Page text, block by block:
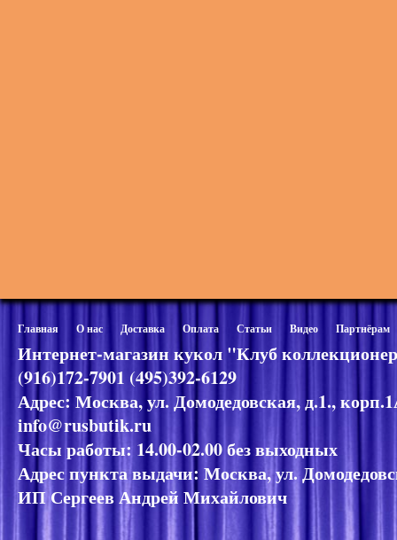
Главная О нас Доставка Оплата Статьи Видео Партнёрам
Интернет-магазин кукол "Клуб
(916)172-7901 (495)392-6129
Адрес: Москва, ул. Домодедовская, д.1.,
info@rusbutik.ru
Часы работы: 14.00-02.00 без выходных
Адрес пункта выдачи: Москва, ул.
ИП Сергеев Андрей Михайлович